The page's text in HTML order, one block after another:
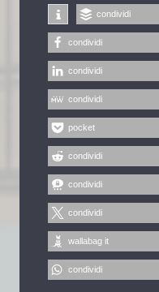
condividi
condividi
condividi
condividi
pocket
condividi
condividi
condividi
wallabag it
condividi